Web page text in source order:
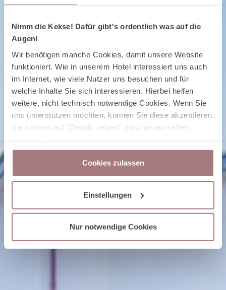
Nimm die Kekse! Dafür gibt's ordentlich was auf die
Augen!
Wir benötigen manche Cookies, damit unsere Website
funktioniert. Wie in unserem Hotel interessiert uns auch
im Internet, wie viele Nutzer uns besuchen und für
welche Inhalte Sie sich interessieren. Hierbei helfen
weitere, nicht technisch notwendige Cookies. Wenn Sie
uns unterstützen möchten, können Sie diese akzeptieren.
Sie können auf "Details zeigen" ganz genau sehen,
Datenschutzerklärungjederzeit Ihre Zustimmung
wieder zurücknehmen.Cookies zulassen
Einstellungen
Nur notwendige Cookies